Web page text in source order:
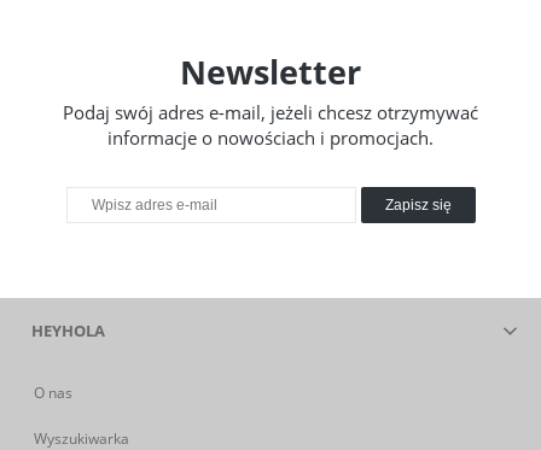
Newsletter
Podaj swój adres e-mail, jeżeli chcesz otrzymywać
informacje o nowościach i promocjach.
Zapisz się
HEYHOLA
O nas
Wyszukiwarka